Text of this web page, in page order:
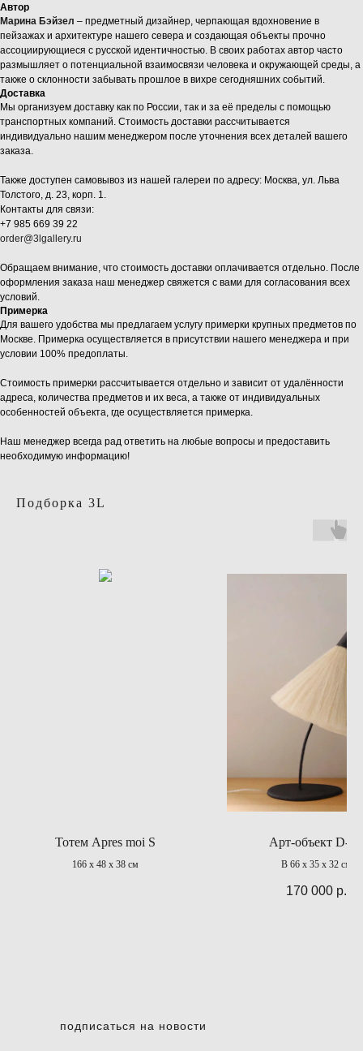
Автор
Марина Бэйзел – предметный дизайнер, черпающая вдохновение в
пейзажах и архитектуре нашего севера и создающая объекты прочно
ассоциирующиеся с русской идентичностью. В своих работах автор часто
размышляет о потенциальной взаимосвязи человека и окружающей среды, а
также о склонности забывать прошлое в вихре сегодняшних событий.
Доставка
Мы организуем доставку как по России, так и за её пределы с помощью
транспортных компаний. Стоимость доставки рассчитывается
индивидуально нашим менеджером после уточнения всех деталей вашего
заказа.
Также доступен самовывоз из нашей галереи по адресу: Москва, ул. Льва
Толстого, д. 23, корп. 1.
Контакты для связи:
+7 985 669 39 22
order@3lgallery.ru
Обращаем внимание, что стоимость доставки оплачивается отдельно. После
оформления заказа наш менеджер свяжется с вами для согласования всех
условий.
Примерка
Для вашего удобства мы предлагаем услугу примерки крупных предметов по
Москве. Примерка осуществляется в присутствии нашего менеджера и при
условии 100% предоплаты.
Стоимость примерки рассчитывается отдельно и зависит от удалённости
адреса, количества предметов и их веса, а также от индивидуальных
особенностей объекта, где осуществляется примерка.
Наш менеджер всегда рад ответить на любые вопросы и предоставить
необходимую информацию!
Подборка 3L
Тотем Apres moi S
166 х 48 х 38 см
Арт-объект D-AI
В 66 х 35 х 32 см
170 000 р.
подписаться на новости